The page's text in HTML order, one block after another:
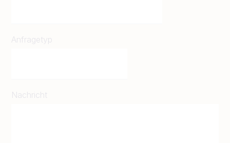
Anfragetyp
Nachricht